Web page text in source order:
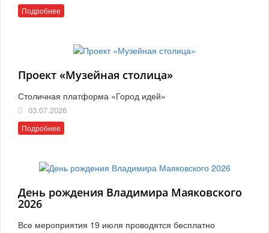
Подробнее
Проект «Музейная столица»
Столичная платформа «Город идей»
03.07.2026
Подробнее
День рождения Владимира Маяковского
2026
Все мероприятия 19 июля проводятся бесплатно